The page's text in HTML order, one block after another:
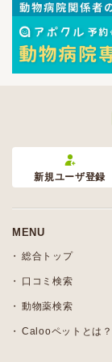
新規ユーザ登録
MENU
総合トップ
口コミ検索
動物薬検索
Calooペットとは？